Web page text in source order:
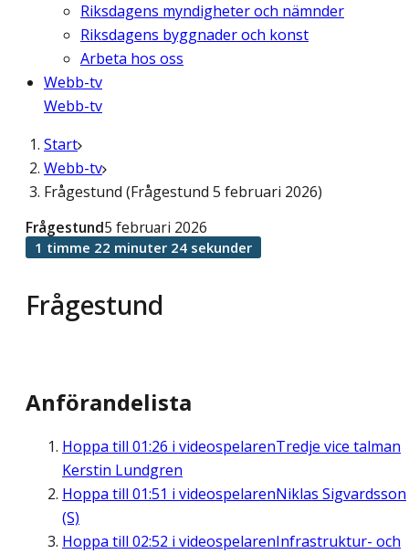
Riksdagens myndigheter och nämnder
Riksdagens byggnader och konst
Arbeta hos oss
Webb-tv
Webb-tv
Start
Webb-tv
Frågestund (Frågestund 5 februari 2026)
Frågestund
Frågestund5 februari 2026
1 timme 22 minuter 24 sekunder
Anförandelista
Hoppa till 01:26 i videospelarenTredje vice talman
Kerstin Lundgren
Hoppa till 01:51 i videospelarenNiklas Sigvardsson
(S)
Hoppa till 02:52 i videospelarenInfrastruktur- och